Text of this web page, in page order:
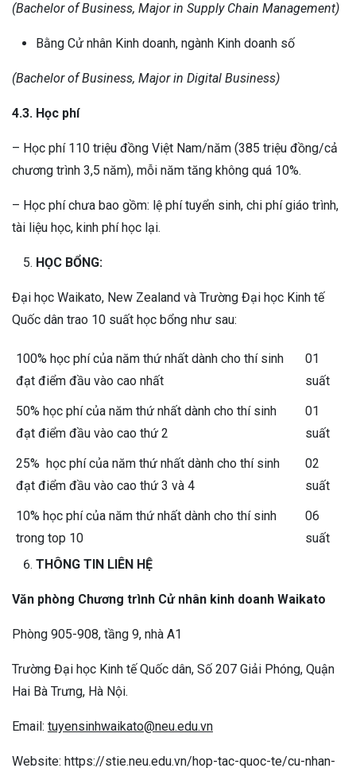
(Bachelor of Business, Major in Supply Chain Management)
Bằng Cử nhân Kinh doanh, ngành Kinh doanh số
(Bachelor of Business, Major in Digital Business)
4.3. Học phí
– Học phí 110 triệu đồng Việt Nam/năm (385 triệu đồng/cả
chương trình 3,5 năm), mỗi năm tăng không quá 10%.
– Học phí chưa bao gồm: lệ phí tuyển sinh, chi phí giáo trình,
tài liệu học, kinh phí học lại.
HỌC BỔNG:
Đại học Waikato, New Zealand và Trường Đại học Kinh tế
Quốc dân trao 10 suất học bổng như sau:
100% học phí của năm thứ nhất dành cho thí sinh
đạt điểm đầu vào cao nhất
01
suất
50% học phí của năm thứ nhất dành cho thí sinh
đạt điểm đầu vào cao thứ 2
01
suất
25% học phí của năm thứ nhất dành cho thí sinh
đạt điểm đầu vào cao thứ 3 và 4
02
suất
10% học phí của năm thứ nhất dành cho thí sinh
trong top 10
06
suất
THÔNG TIN LIÊN HỆ
Văn phòng Chương trình Cử nhân kinh doanh Waikato
Phòng 905-908, tầng 9, nhà A1
Trường Đại học Kinh tế Quốc dân, Số 207 Giải Phóng, Quận
Hai Bà Trưng, Hà Nội.
Email: tuyensinhwaikato@neu.edu.vn
Website: https://stie.neu.edu.vn/hop-tac-quoc-te/cu-nhan-